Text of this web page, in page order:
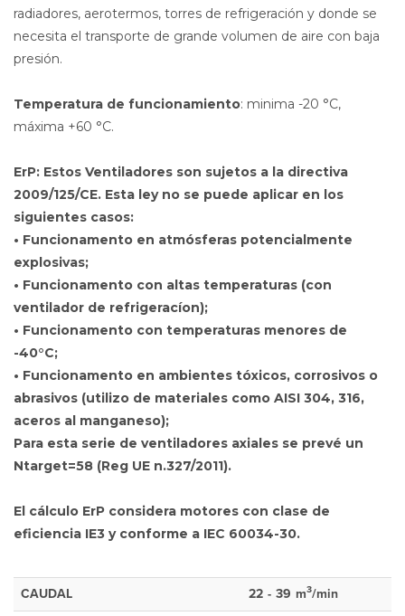
radiadores, aerotermos, torres de refrigeración y donde se
necesita el transporte de grande volumen de aire con baja
presión.
Temperatura de funcionamiento: minima -20 °C,
máxima +60 °C.
ErP: Estos Ventiladores son sujetos a la directiva
2009/125/CE. Esta ley no se puede aplicar en los
siguientes casos:
• Funcionamento en atmósferas potencialmente
explosivas;
• Funcionamento con altas temperaturas (con
ventilador de refrigeracíon);
• Funcionamento con temperaturas menores de
-40°C;
• Funcionamento en ambientes tóxicos, corrosivos o
abrasivos (utilizo de materiales como AISI 304, 316,
aceros al manganeso);
Para esta serie de ventiladores axiales se prevé un
Ntarget=58 (Reg UE n.327/2011).
El cálculo ErP considera motores con clase de
eficiencia IE3 y conforme a IEC 60034-30.
CAUDAL 22 - 39 m3/min